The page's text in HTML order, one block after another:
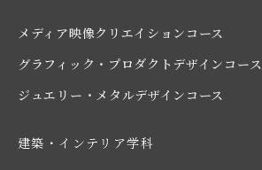
メディア映像クリエイションコース
グラフィック・プロダクトデザインコース
ジュエリー・メタルデザインコース
建築・インテリア学科